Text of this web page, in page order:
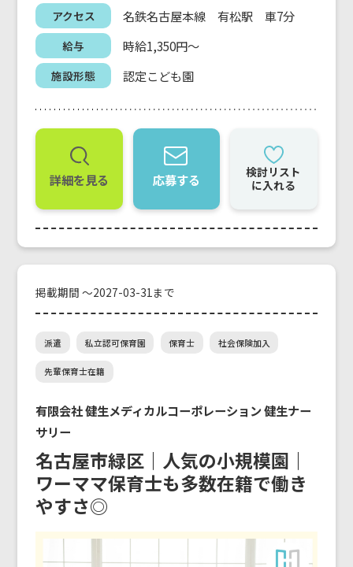
アクセス 名鉄名古屋本線 有松駅 車7分
給与 時給1,350円～
施設形態 認定こども園
詳細を見る 応募する
検討リスト
に入れる
掲載期間 ～2027-03-31まで
派遣 私立認可保育園 保育士 社会保険加入
先輩保育士在籍
有限会社 健生メディカルコーポレーション 健生ナー
サリー
名古屋市緑区｜人気の小規模園｜
ワーママ保育士も多数在籍で働き
やすさ◎